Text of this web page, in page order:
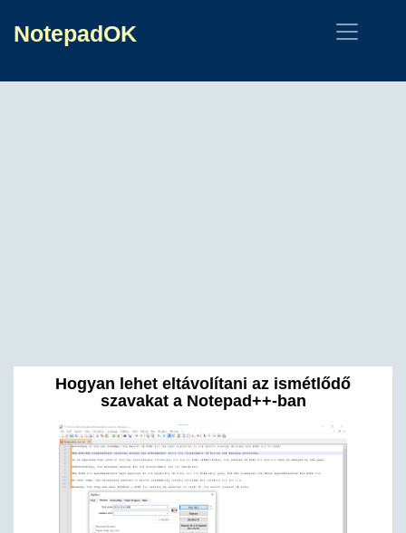
NotepadOK
Hogyan lehet eltávolítani az ismétlődő
szavakat a Notepad++-ban